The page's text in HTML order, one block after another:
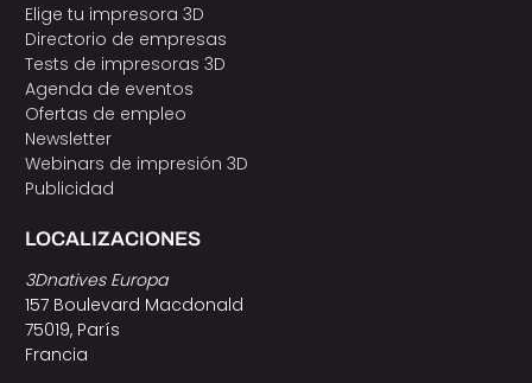
Elige tu impresora 3D
Directorio de empresas
Tests de impresoras 3D
Agenda de eventos
Ofertas de empleo
Newsletter
Webinars de impresión 3D
Publicidad
LOCALIZACIONES
3Dnatives Europa
157 Boulevard Macdonald
75019, París
Francia